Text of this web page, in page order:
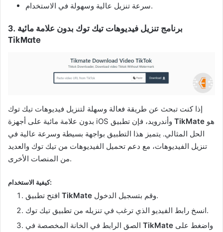
سرعة تنزيل عالية وسهولة في الاستخدام.
3. برنامج تنزيل فيديوهات تيك توك بدون علامة مائية
TikMate
إذا كنت تبحث عن طريقة فعالة وسهلة لتنزيل فيديوهات تيك توك
TikMate
الحل المثالي. يتميز هذا التطبيق بواجهة بسيطة وسرعة عالية في
تنزيل الفيديوهات، مع دعم تحميل الفيديوهات من تيك توك والعديد
من المنصات الأخرى.
كيفية الاستخدام:
TikMate
وقم بتسجيل الدخول.
انسخ رابط الفيديو الذي ترغب في تنزيله من تطبيق تيك توك.
TikMate